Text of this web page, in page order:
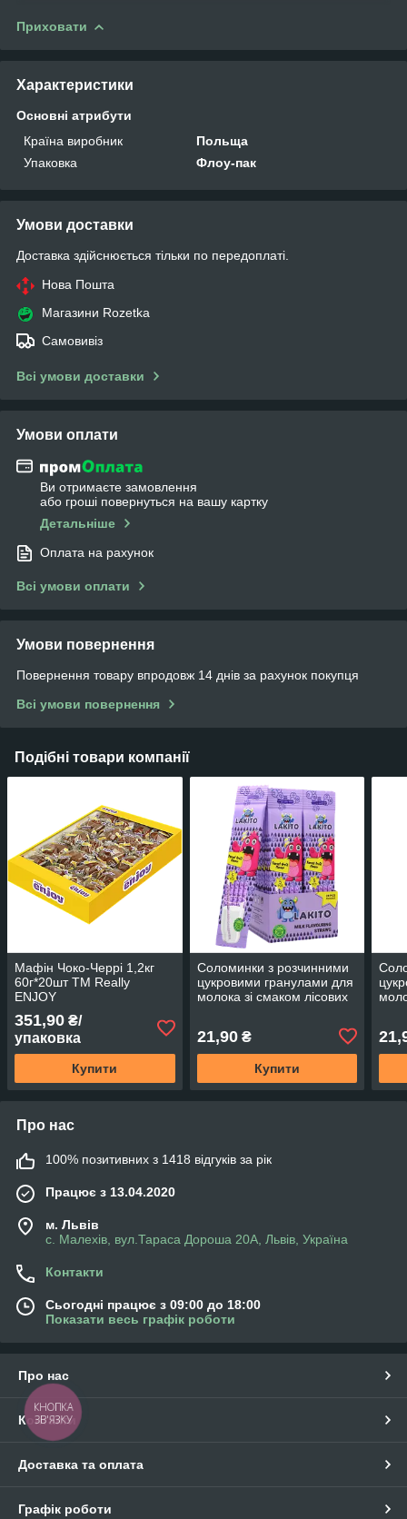
Приховати
Характеристики
Основні атрибути
Країна виробник
Польща
Упаковка
Флоу-пак
Умови доставки
Доставка здійснюється тільки по передоплаті.
Нова Пошта
Магазини Rozetka
Самовивіз
Всі умови доставки
Умови оплати
Ви отримаєте замовлення
або гроші повернуться на вашу картку
Детальніше
Оплата на рахунок
Всі умови оплати
Умови повернення
Повернення товару впродовж 14 днів за рахунок покупця
Всі умови повернення
Подібні товари компанії
Мафін Чоко-Черрі 1,2кг
60г*20шт ТМ Really
ENJOY
351,90 ₴/
упаковка
Купити
Соломинки з розчинними
цукровими гранулами для
молока зі смаком лісових
21,90₴
Купити
Про нас
100% позитивних з 1418 відгуків за рік
Працює з 13.04.2020
м. Львів
с. Малехів, вул.Тараса Дороша 20А, Львів, Україна
Контакти
Сьогодні працює з 09:00 до 18:00
Показати весь графік роботи
Про нас
Контакти
Доставка та оплата
Графік роботи
КНОПКА
ЗВ'ЯЗКУ